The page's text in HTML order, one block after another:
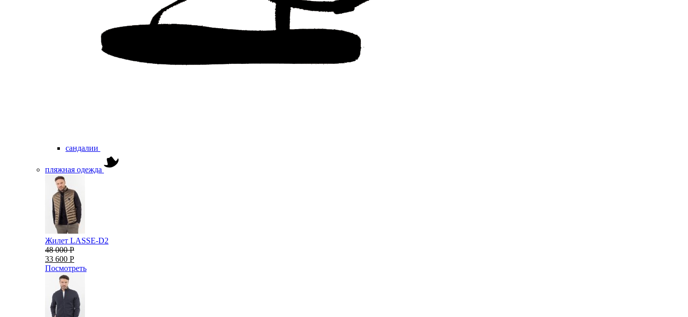
сандалии
пляжная одежда
Жилет LASSE-D2
48 000 Р
33 600 Р
Посмотреть